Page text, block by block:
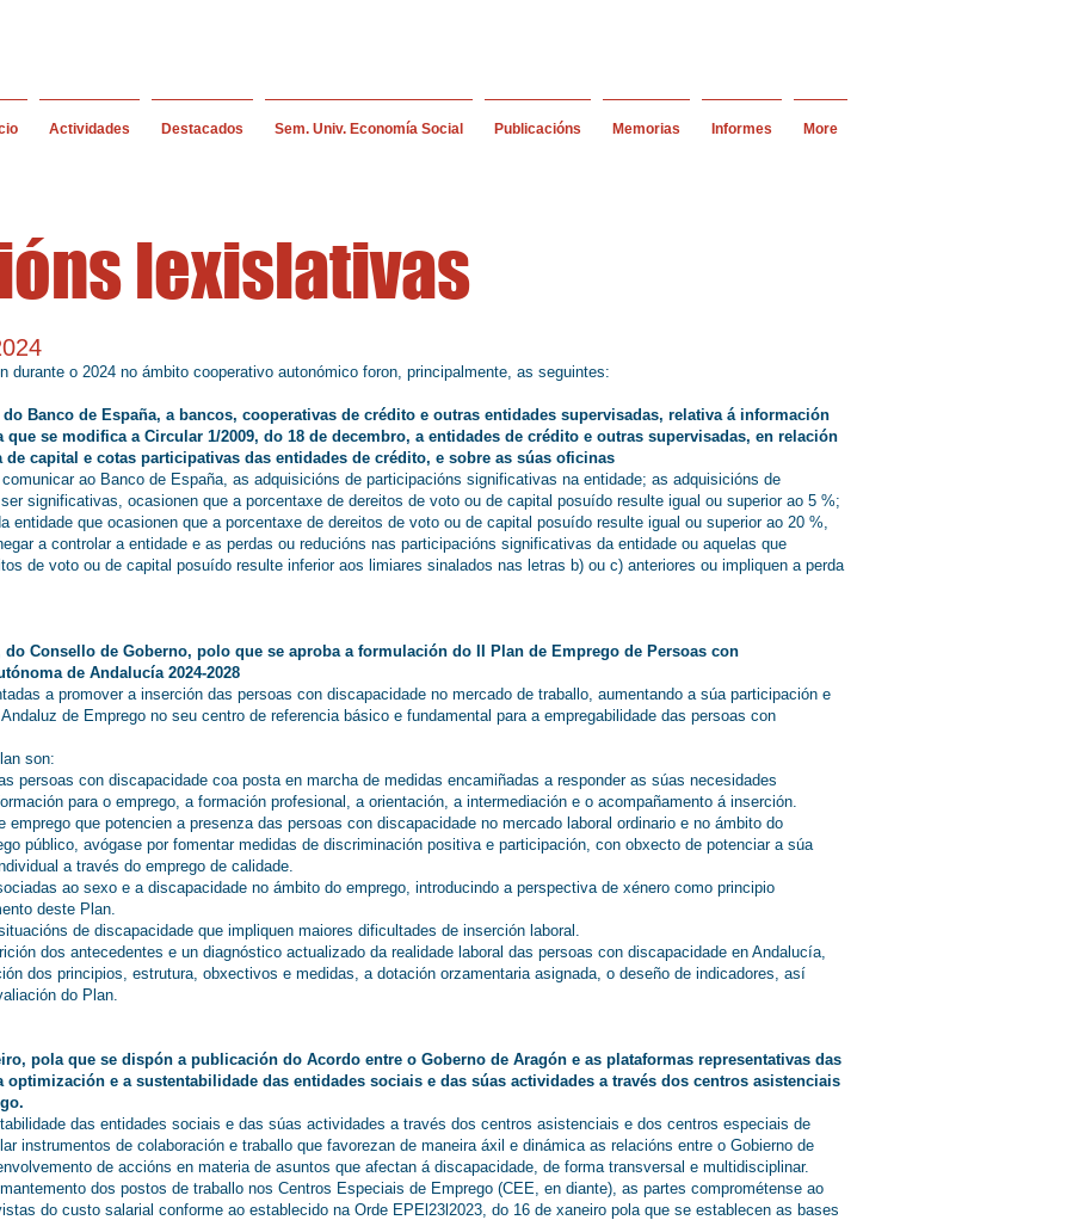
Actividades Destacados Sem. Univ. Economía Social Publicacións Memorias Informes More
lexislativas
durante o 2024 no ámbito cooperativo autonómico foron, principalmente, as seguintes:
Banco de España, a bancos, cooperativas de crédito e outras entidades supervisadas, relativa á información
se modifica a Circular 1/2009, do 18 de decembro, a entidades de crédito e outras supervisadas, en relación
capital e cotas participativas das entidades de crédito, e sobre as súas oficinas
ao Banco de España, as adquisicións de participacións significativas na entidade; as adquisicións de
significativas, ocasionen que a porcentaxe de dereitos de voto ou de capital posuído resulte igual ou superior ao 5 %;
entidade que ocasionen que a porcentaxe de dereitos de voto ou de capital posuído resulte igual ou superior ao 20 %,
a controlar a entidade e as perdas ou reducións nas participacións significativas da entidade ou aquelas que
de voto ou de capital posuído resulte inferior aos limiares sinalados nas letras b) ou c) anteriores ou impliquen a perda
do Consello de Goberno, polo que se aproba a formulación do II Plan de Emprego de Persoas con
de Andalucía 2024-2028
a promover a inserción das persoas con discapacidade no mercado de traballo, aumentando a súa participación e
de Emprego no seu centro de referencia básico e fundamental para a empregabilidade das persoas con
son:
persoas con discapacidade coa posta en marcha de medidas encamiñadas a responder as súas necesidades
para o emprego, a formación profesional, a orientación, a intermediación e o acompañamento á inserción.
emprego que potencien a presenza das persoas con discapacidade no mercado laboral ordinario e no ámbito do
público, avógase por fomentar medidas de discriminación positiva e participación, con obxecto de potenciar a súa
a través do emprego de calidade.
ao sexo e a discapacidade no ámbito do emprego, introducindo a perspectiva de xénero como principio
deste Plan.
de discapacidade que impliquen maiores dificultades de inserción laboral.
dos antecedentes e un diagnóstico actualizado da realidade laboral das persoas con discapacidade en Andalucía,
dos principios, estrutura, obxectivos e medidas, a dotación orzamentaria asignada, o deseño de indicadores, así
do Plan.
pola que se dispón a publicación do Acordo entre o Goberno de Aragón e as plataformas representativas das
optimización e a sustentabilidade das entidades sociais e das súas actividades a través dos centros asistenciais
das entidades sociais e das súas actividades a través dos centros asistenciais e dos centros especiais de
instrumentos de colaboración e traballo que favorezan de maneira áxil e dinámica as relacións entre o Gobierno de
de accións en materia de asuntos que afectan á discapacidade, de forma transversal e multidisciplinar.
dos postos de traballo nos Centros Especiais de Emprego (CEE, en diante), as partes comprométense ao
do custo salarial conforme ao establecido na Orde EPEl23l2023, do 16 de xaneiro pola que se establecen as bases